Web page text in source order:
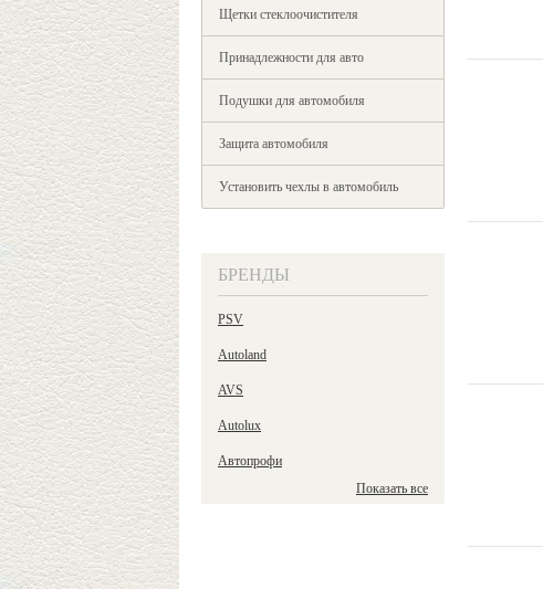
Щетки стеклоочистителя
Принадлежности для авто
Подушки для автомобиля
Защита автомобиля
Установить чехлы в автомобиль
БРЕНДЫ
PSV
Autoland
AVS
Autolux
Автопрофи
Показать все